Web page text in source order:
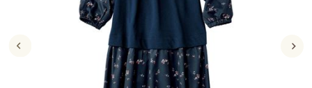
カーテン・ラグ・ファブリック
美容・健康・サプリメント
制服・スクールすべて
大きいサイズ
大きいサイズ通販すべて
カーテン・ラグ・ファブリック
ジュニア・ティーンズ下着
大きいサイズ通販すべて
大きいサイズ レディース服